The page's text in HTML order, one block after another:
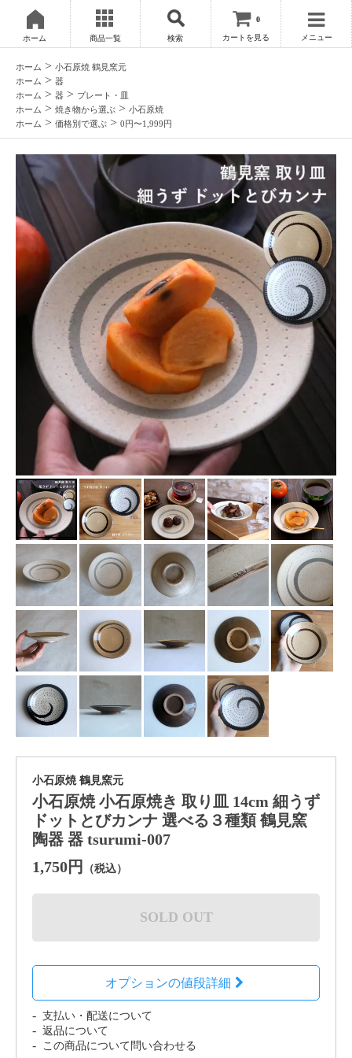
ホーム 商品一覧 検索
0
カートを見る メニュー
ホーム > 小石原焼 鶴見窯元
ホーム > 器
ホーム > 器 > プレート・皿
ホーム > 焼き物から選ぶ > 小石原焼
ホーム > 価格別で選ぶ > 0円〜1,999円
小石原焼 鶴見窯元
小石原焼 小石原焼き 取り皿 14cm 細うず
ドットとびカンナ 選べる３種類 鶴見窯
陶器 器 tsurumi-007
1,750円
（税込）
SOLD OUT
オプションの値段詳細
支払い・配送について
返品について
この商品について問い合わせる